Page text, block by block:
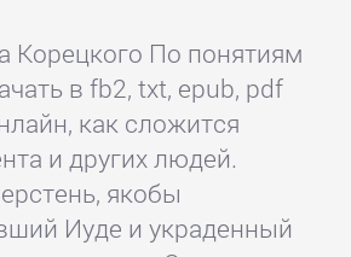
Корецкого По понятиям
в fb2, txt, epub, pdf
как сложится
и других людей.
якобы
Иуде и украденный